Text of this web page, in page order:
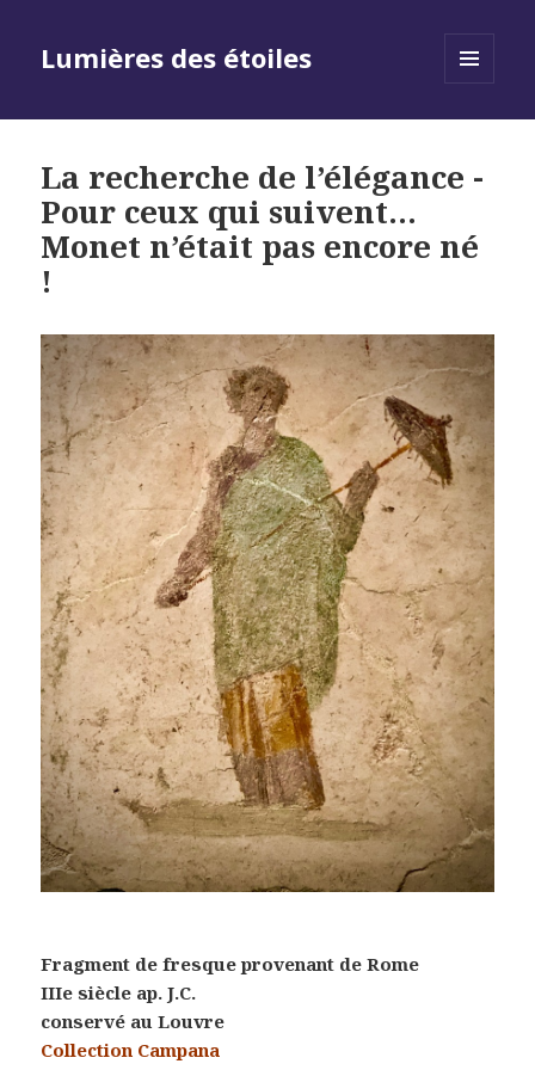
Lumières des étoiles
La recherche de l’élégance -
Pour ceux qui suivent…
Monet n’était pas encore né
!
Fragment de fresque provenant de Rome
IIIe siècle ap. J.C.
conservé au Louvre
Collection Campana